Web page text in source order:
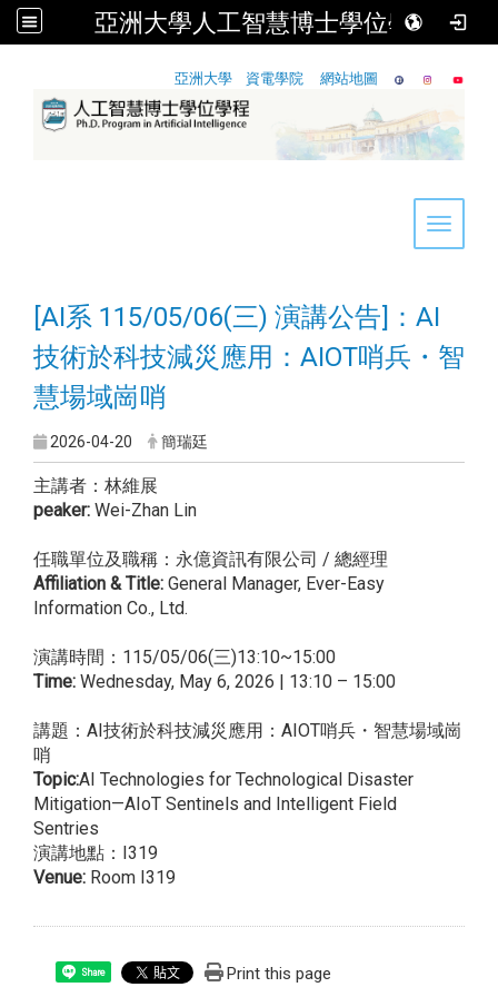
亞洲大學人工智慧博士學位學程
亞洲大學 資電學院 網站地圖
Toggle
[AI系 115/05/06(三) 演講公告]：AI
技術於科技減災應用：AIOT哨兵・智
慧場域崗哨
2026-04-20 簡瑞廷
主講者：林維展
peaker: Wei-Zhan Lin
任職單位及職稱：永億資訊有限公司 / 總經理
Affiliation & Title: General Manager, Ever-Easy
Information Co., Ltd.
演講時間：115/05/06(三)13:10~15:00
Time: Wednesday, May 6, 2026 | 13:10 – 15:00
講題：AI技術於科技減災應用：AIOT哨兵・智慧場域崗
哨
Topic:AI Technologies for Technological Disaster
Mitigation—AIoT Sentinels and Intelligent Field
Sentries
演講地點：I319
Venue: Room I319
Share Print this page